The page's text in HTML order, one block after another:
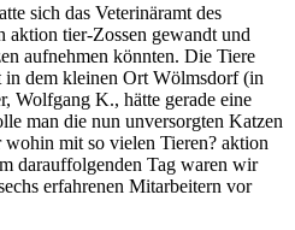
sich das Veterinäramt des
aktion tier-Zossen gewandt und
aufnehmen könnten. Die Tiere
dem kleinen Ort Wölmsdorf (in
Wolfgang K., hätte gerade eine
man die nun unversorgten Katzen
mit so vielen Tieren? aktion
darauffolgenden Tag waren wir
erfahrenen Mitarbeitern vor